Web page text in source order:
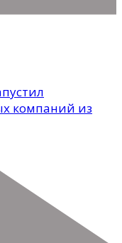
компаний из